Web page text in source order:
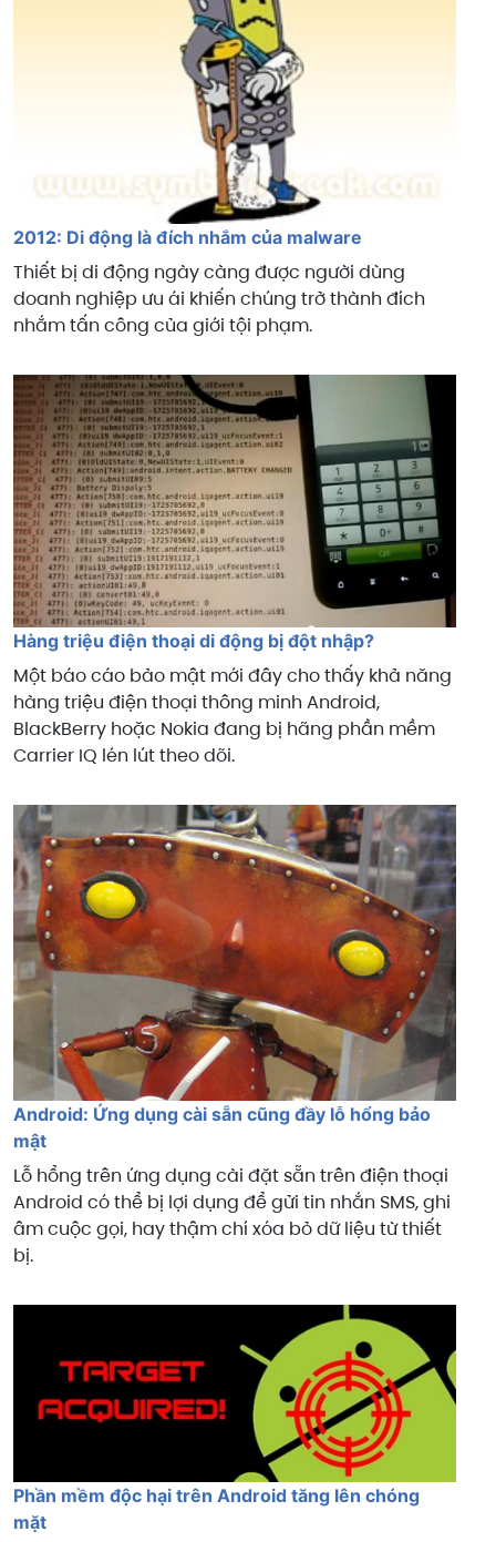
2012: Di động là đích nhắm của malware
Thiết bị di động ngày càng được người dùng
doanh nghiệp ưu ái khiến chúng trở thành đích
nhắm tấn công của giới tội phạm.
Hàng triệu điện thoại di động bị đột nhập?
Một báo cáo bảo mật mới đây cho thấy khả năng
hàng triệu điện thoại thông minh Android,
BlackBerry hoặc Nokia đang bị hãng phần mềm
Carrier IQ lén lút theo dõi.
Android: Ứng dụng cài sẵn cũng đầy lỗ hổng bảo
mật
Lỗ hổng trên ứng dụng cài đặt sẵn trên điện thoại
Android có thể bị lợi dụng để gửi tin nhắn SMS, ghi
âm cuộc gọi, hay thậm chí xóa bỏ dữ liệu từ thiết
bị.
Phần mềm độc hại trên Android tăng lên chóng
mặt